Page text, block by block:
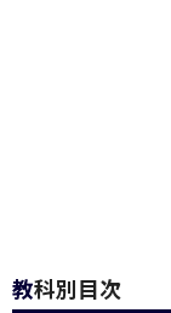
教科別目次